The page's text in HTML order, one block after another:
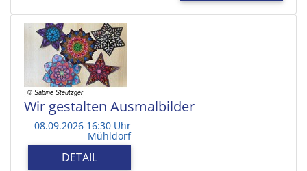
Wir gestalten Ausmalbilder
08.09.2026 16:30 Uhr
Mühldorf
DETAIL